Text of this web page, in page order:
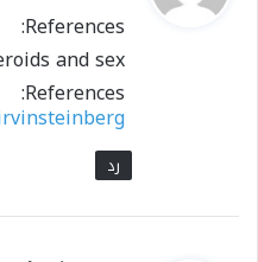
ل
References:
and sex
References:
رد